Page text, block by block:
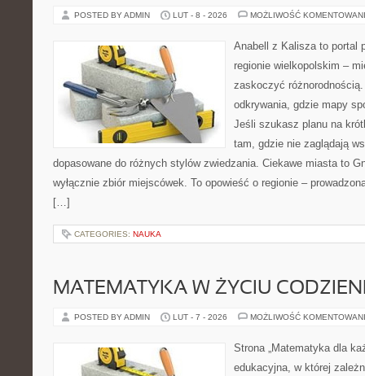
POSTED BY ADMIN LUT - 8 - 2026 MOŻLIWOŚĆ
Anabell z Kalisza to portal
regionie wielkopolskim –
zaskoczyć
odkrywania, gdzie mapy
Jeśli szukasz planu na
tam, gdzie nie zaglądają
dopasowane do różnych stylów zwiedzania. Ciekawe miasta to
wyłącznie zbiór miejscówek. To opowieść o regionie –
[…]
CATEGORIES: NAUKA
MATEMATYKA W ŻYCIU
POSTED BY ADMIN LUT - 7 - 2026 MOŻLIWOŚĆ
Strona „Matematyka dla
edukacyjna, w której